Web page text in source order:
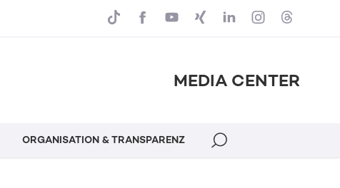
MEDIA CENTER
ORGANISATION & TRANSPARENZ